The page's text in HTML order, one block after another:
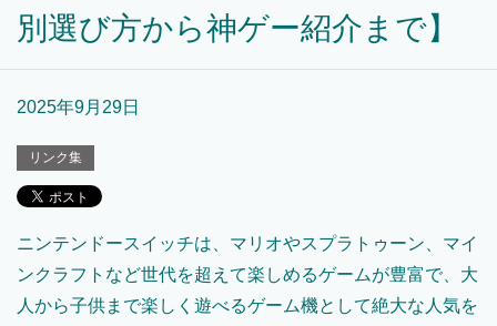
別選び方から神ゲー紹介まで】
2025年9月29日
リンク集
ニンテンドースイッチは、マリオやスプラトゥーン、マイ
ンクラフトなど世代を超えて楽しめるゲームが豊富で、大
人から子供まで楽しく遊べるゲーム機として絶大な人気を